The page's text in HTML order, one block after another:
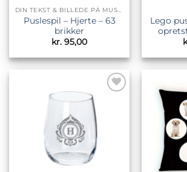
DIN TEKST & BILLEDE PÅ MUSEMÅTTER OG PUSLESPIL
Puslespil – Hjerte – 63
brikker
kr. 95,00
Lego
Tilføj til
ønskeliste